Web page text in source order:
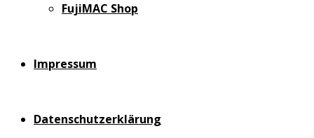
FujiMAC Shop
Impressum
Datenschutzerklärung